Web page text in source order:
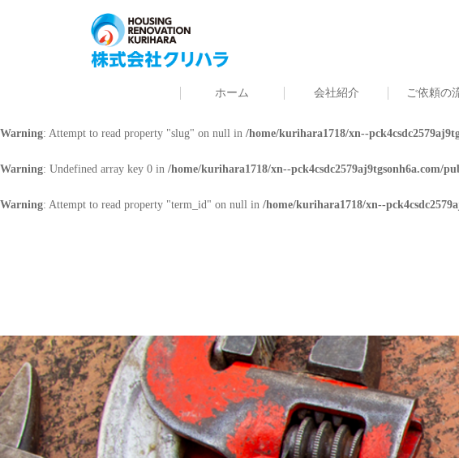
ホーム 会社紹介 ご依頼の
: Undefined array key 0 in/home/kurihara1718/xn--pck4csdc2579aj9tgsonh6a.com/
: Attempt to read property "cat_name" on null in /home/kurihara1718/xn--
/home/kurihara1718/xn--pck4csdc2579aj9tgsonh6a.com/
Warning: Attempt to read property "slug" on null in /home/kurihara1718/xn--
Warning: Undefined array key 0 in /home/kurihara1718/xn--pck4csdc2579aj9tgsonh6a.com/
Warning: Attempt to read property "term_id" on null in /home/kurihara1718/xn--